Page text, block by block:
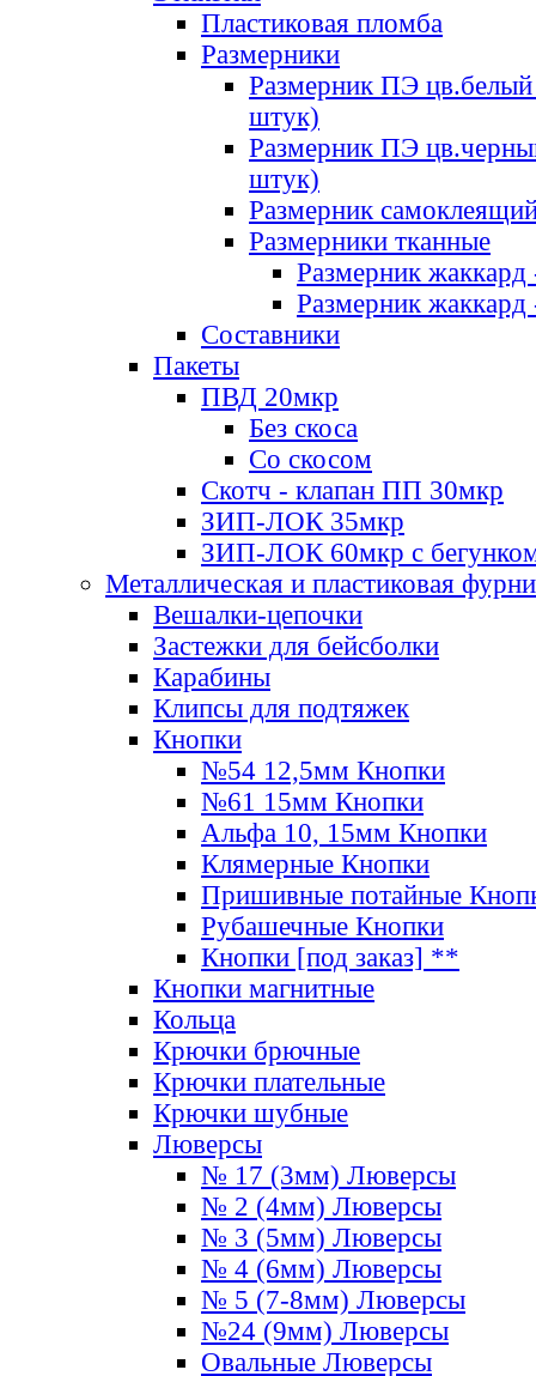
Пластиковая пломба
Размерники
Размерник ПЭ цв.белый
штук)
Размерник ПЭ
штук)
Размерник
Размерники тканные
Размерник
Размерник
Составники
Пакеты
ПВД 20мкр
Без скоса
Со скосом
Скотч - клапан ПП 30мкр
ЗИП-ЛОК 35мкр
ЗИП-ЛОК 60мкр с
Металлическая и пластиковая
Вешалки-цепочки
Застежки для бейсболки
Карабины
Клипсы для подтяжек
Кнопки
№54 12,5мм Кнопки
№61 15мм Кнопки
Альфа 10, 15мм Кнопки
Клямерные Кнопки
Пришивные потайные
Рубашечные Кнопки
Кнопки [под заказ] **
Кнопки магнитные
Кольца
Крючки брючные
Крючки плательные
Крючки шубные
Люверсы
№ 17 (3мм) Люверсы
№ 2 (4мм) Люверсы
№ 3 (5мм) Люверсы
№ 4 (6мм) Люверсы
№ 5 (7-8мм) Люверсы
№24 (9мм) Люверсы
Овальные Люверсы